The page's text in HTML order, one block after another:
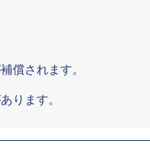
償されます。
ります。